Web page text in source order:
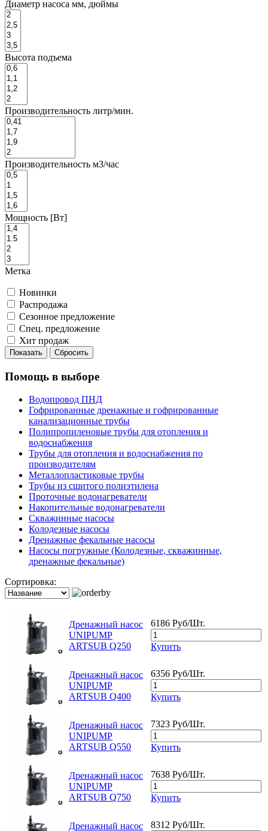
Диаметр насоса мм, дюймы
Высота подъема
Производительность литр/мин.
Производительность м3/час
Мощность [Вт]
Метка
Новинки
Распродажа
Сезонное предложение
Спец. предложение
Хит продаж
Показать Сбросить
Помощь в выборе
Водопровод ПНД
Гофрированные дренажные и гофрированные
канализационные трубы
Полипропиленовые трубы для отопления и
водоснабжения
Трубы для отопления и водоснабжения по
производителям
Металлопластиковые трубы
Трубы из сшитого полиэтилена
Проточные водонагреватели
Накопительные водонагреватели
Скважинные насосы
Колодезные насосы
Дренажные фекальные насосы
Насосы погружные (Колодезные, скважинные,
дренажные фекальные)
Сортировка:
Дренажный насос
UNIPUMP
ARTSUB Q250
6186 Руб/Шт.
Купить
Дренажный насос
UNIPUMP
ARTSUB Q400
6356 Руб/Шт.
Купить
Дренажный насос
UNIPUMP
ARTSUB Q550
7323 Руб/Шт.
Купить
Дренажный насос
UNIPUMP
ARTSUB Q750
7638 Руб/Шт.
Купить
Дренажный насос 8312 Руб/Шт.